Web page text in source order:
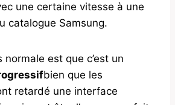
une certaine vitesse à une
catalogue Samsung.
normale est que c’est un
bien que les
retardé une interface